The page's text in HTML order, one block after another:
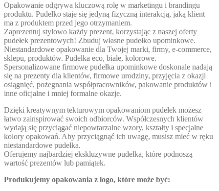
Opakowanie odgrywa kluczową rolę w marketingu i brandingu
produktu. Pudełko staje się jedyną fizyczną interakcją, jaką klient
ma z produktem przed jego otrzymaniem.
Zaprezentuj stylowo każdy prezent, korzystając z naszej oferty
pudełek prezentowych! Zbuduj własne pudełko upominkowe.
Niestandardowe opakowanie dla Twojej marki, firmy, e-commerce,
sklepu, produktów. Pudełka eco, białe, kolorowe.
Spersonalizowane firmowe pudełka upominkowe doskonale nadają
się na prezenty dla klientów, firmowe urodziny, przyjęcia z okazji
osiągnięć, pożegnania współpracowników, pakowanie produktów i
inne oficjalne i mniej formalne okazje.
Dzięki kreatywnym tekturowym opakowaniom pudełek możesz
łatwo zainspirować swoich odbiorców. Współczesnych klientów
wydają się przyciągać niepowtarzalne wzory, kształty i specjalne
kolory opakowań. Aby przyciągnąć ich uwagę, musisz mieć w ręku
niestandardowe pudełka.
Oferujemy najbardziej ekskluzywne pudełka, które podnoszą
wartość prezentów lub pamiątek.
Produkujemy opakowania z logo, które może być: